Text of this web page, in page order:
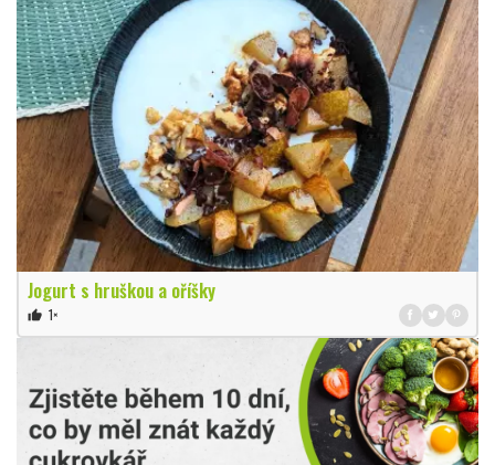
Jogurt s hruškou a oříšky
thumb_up 1×